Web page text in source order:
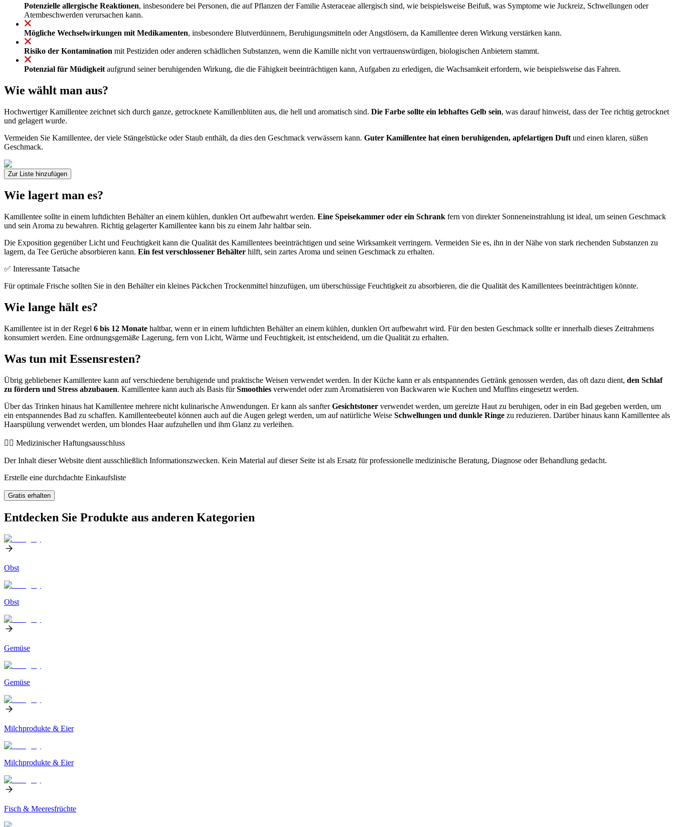
Potenzielle allergische Reaktionen, insbesondere bei Personen, die auf Pflanzen der Familie Asteraceae allergisch sind, wie beispielsweise Beifuß, was Symptome wie Juckreiz, Schwellungen oder
Atembeschwerden verursachen kann.
Mögliche Wechselwirkungen mit Medikamenten, insbesondere Blutverdünnern, Beruhigungsmitteln oder Angstlösern, da Kamillentee deren Wirkung verstärken kann.
Risiko der Kontamination mit Pestiziden oder anderen schädlichen Substanzen, wenn die Kamille nicht von vertrauenswürdigen, biologischen Anbietern stammt.
Potenzial für Müdigkeit aufgrund seiner beruhigenden Wirkung, die die Fähigkeit beeinträchtigen kann, Aufgaben zu erledigen, die Wachsamkeit erfordern, wie beispielsweise das Fahren.
Wie wählt man aus?
Hochwertiger Kamillentee zeichnet sich durch ganze, getrocknete Kamillenblüten aus, die hell und aromatisch sind. Die Farbe sollte ein lebhaftes Gelb sein, was darauf hinweist, dass der Tee richtig getrocknet
und gelagert wurde.
Vermeiden Sie Kamillentee, der viele Stängelstücke oder Staub enthält, da dies den Geschmack verwässern kann. Guter Kamillentee hat einen beruhigenden, apfelartigen Duft und einen klaren, süßen
Geschmack.
Zur Liste hinzufügen
Wie lagert man es?
Kamillentee sollte in einem luftdichten Behälter an einem kühlen, dunklen Ort aufbewahrt werden. Eine Speisekammer oder ein Schrank fern von direkter Sonneneinstrahlung ist ideal, um seinen Geschmack
und sein Aroma zu bewahren. Richtig gelagerter Kamillentee kann bis zu einem Jahr haltbar sein.
Die Exposition gegenüber Licht und Feuchtigkeit kann die Qualität des Kamillentees beeinträchtigen und seine Wirksamkeit verringern. Vermeiden Sie es, ihn in der Nähe von stark riechenden Substanzen zu
lagern, da Tee Gerüche absorbieren kann. Ein fest verschlossener Behälter hilft, sein zartes Aroma und seinen Geschmack zu erhalten.
✅ Interessante Tatsache
Für optimale Frische sollten Sie in den Behälter ein kleines Päckchen Trockenmittel hinzufügen, um überschüssige Feuchtigkeit zu absorbieren, die die Qualität des Kamillentees beeinträchtigen könnte.
Wie lange hält es?
Kamillentee ist in der Regel 6 bis 12 Monate haltbar, wenn er in einem luftdichten Behälter an einem kühlen, dunklen Ort aufbewahrt wird. Für den besten Geschmack sollte er innerhalb dieses Zeitrahmens
konsumiert werden. Eine ordnungsgemäße Lagerung, fern von Licht, Wärme und Feuchtigkeit, ist entscheidend, um die Qualität zu erhalten.
Was tun mit Essensresten?
Übrig gebliebener Kamillentee kann auf verschiedene beruhigende und praktische Weisen verwendet werden. In der Küche kann er als entspannendes Getränk genossen werden, das oft dazu dient, den Schlaf
zu fördern und Stress abzubauen. Kamillentee kann auch als Basis fürSmoothies verwendet oder zum Aromatisieren von Backwaren wie Kuchen und Muffins eingesetzt werden.
Über das Trinken hinaus hat Kamillentee mehrere nicht kulinarische Anwendungen. Er kann als sanfterGesichtstoner verwendet werden, um gereizte Haut zu beruhigen, oder in ein Bad gegeben werden, um
ein entspannendes Bad zu schaffen. Kamillenteebeutel können auch auf die Augen gelegt werden, um auf natürliche Weise Schwellungen und dunkle Ringe zu reduzieren. Darüber hinaus kann Kamillentee als
Haarspülung verwendet werden, um blondes Haar aufzuhellen und ihm Glanz zu verleihen.
👨‍⚕️️ Medizinischer Haftungsausschluss
Der Inhalt dieser Website dient ausschließlich Informationszwecken. Kein Material auf dieser Seite ist als Ersatz für professionelle medizinische Beratung, Diagnose oder Behandlung gedacht.
Erstelle eine durchdachte Einkaufsliste
Gratis erhalten
Entdecken Sie Produkte aus anderen Kategorien
Obst
Obst
Gemüse
Gemüse
Milchprodukte & Eier
Milchprodukte & Eier
Fisch & Meeresfrüchte